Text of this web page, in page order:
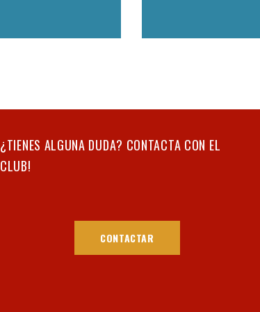
¿TIENES ALGUNA DUDA? CONTACTA CON EL
CLUB!
CONTACTAR